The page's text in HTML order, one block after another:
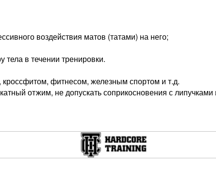
воздействия матов (татами) на него;
тела в течении тренировки.
фитнесом, железным спортом и т.д.
отжим, не допускать соприкосновения с липучками